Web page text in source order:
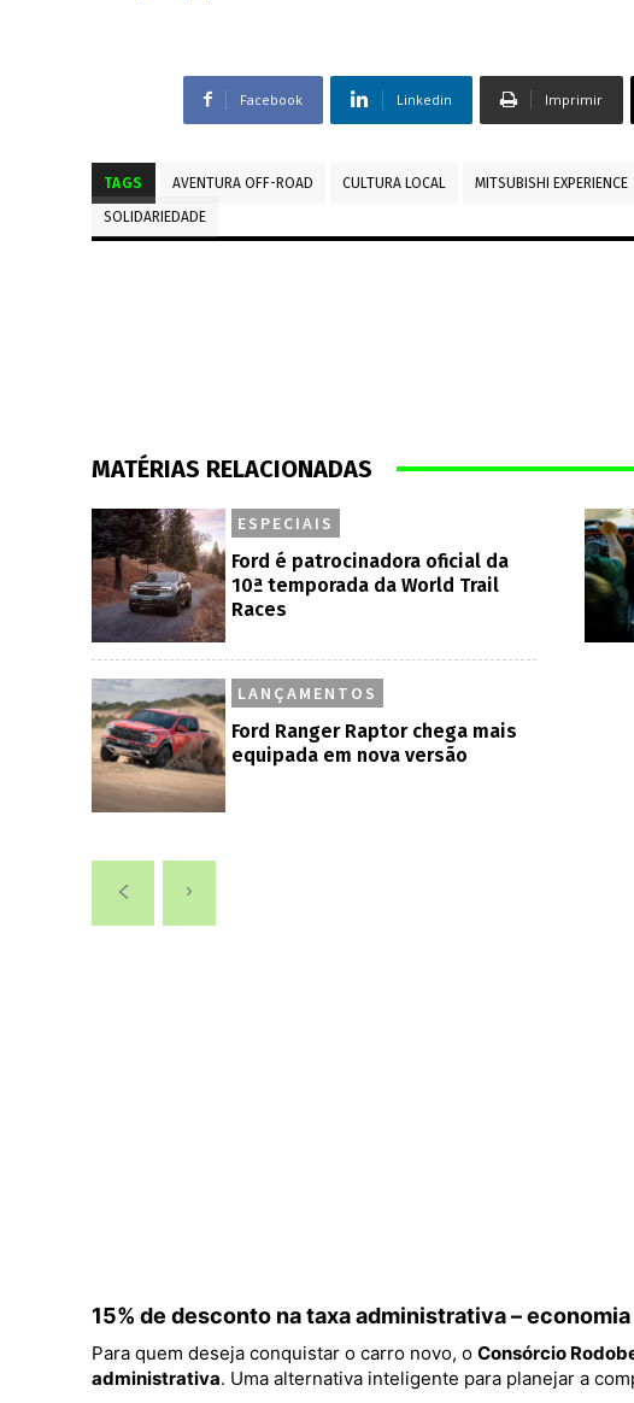
Facebook Linkedin Imprimir
TAGS AVENTURA OFF-ROAD CULTURA LOCAL MITSUBISHI EXPERIENCE
SOLIDARIEDADE
MATÉRIAS RELACIONADAS
ESPECIAIS
Ford é patrocinadora oficial da
10ª temporada da World Trail
Races
LANÇAMENTOS
Ford Ranger Raptor chega mais
equipada em nova versão
15% de desconto na taxa administrativa –
Para quem deseja conquistar o carro novo, o Consórcio
administrativa. Uma alternativa inteligente para planejar a